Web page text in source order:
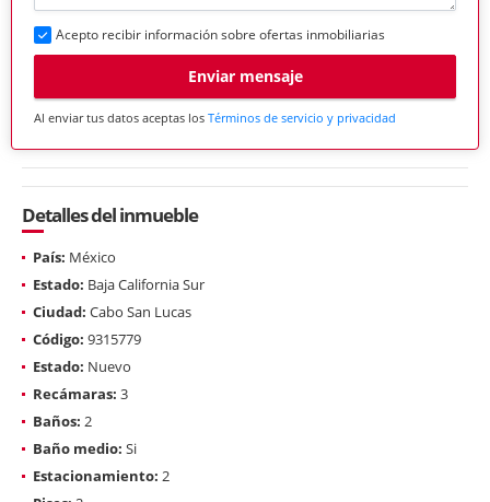
Acepto recibir información sobre ofertas inmobiliarias
Enviar mensaje
Al enviar tus datos aceptas los Términos de servicio y privacidad
Detalles del inmueble
País: México
Estado: Baja California Sur
Ciudad: Cabo San Lucas
Código: 9315779
Estado: Nuevo
Recámaras: 3
Baños: 2
Baño medio: Si
Estacionamiento: 2